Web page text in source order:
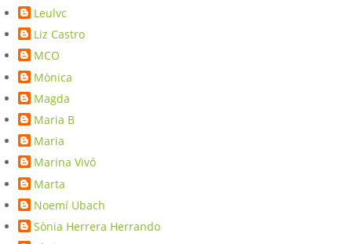
Leulvc
Liz Castro
MCO
Mònica
Magda
Maria B
Maria
Marina Vivó
Marta
Noemí Ubach
Sònia Herrera Herrando